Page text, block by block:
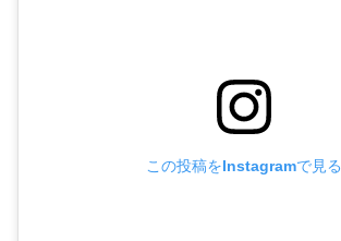
この投稿をInstagramで見る